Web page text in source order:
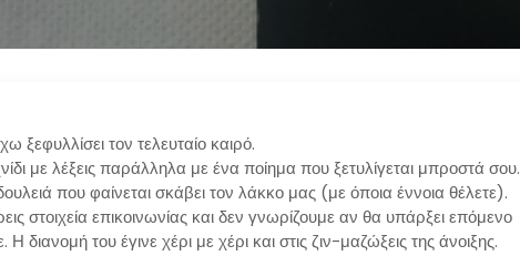
ξεφυλλίσει τον τελευταίο καιρό.
με λέξεις παράλληλα με ένα ποίημα που ξετυλίγεται μπροστά σου.
που φαίνεται σκάβει τον λάκκο μας (με όποια έννοια θέλετε).
στοιχεία επικοινωνίας και δεν γνωρίζουμε αν θα υπάρξει επόμενο
διανομή του έγινε χέρι με χέρι και στις ζιν-μαζώξεις της άνοιξης.